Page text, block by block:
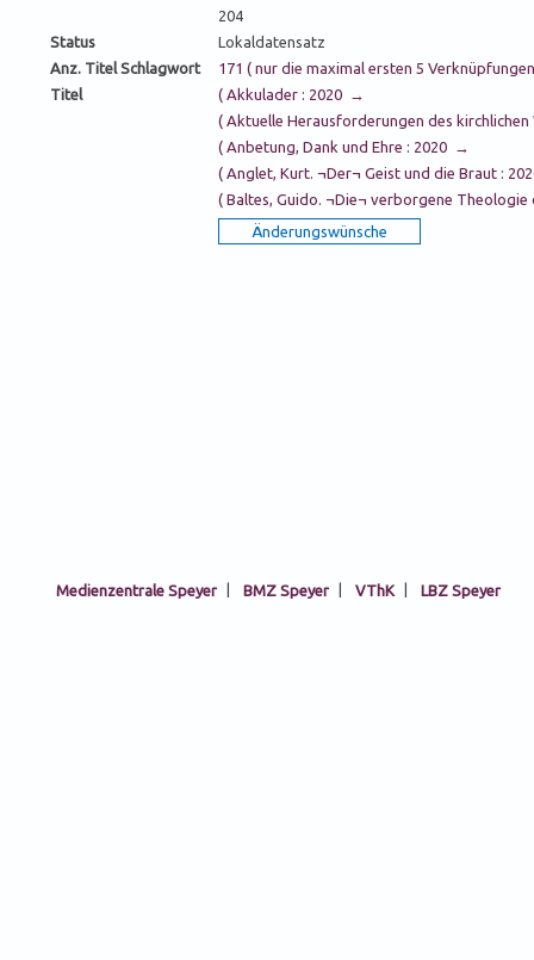
204
Status
Lokaldatensatz
Anz. Titel Schlagwort
171 ( nur die maximal ersten 5
Titel
( Akkulader : 2020 →
( Aktuelle Herausforderungen des
( Anbetung, Dank und Ehre : 2020 →
( Anglet, Kurt. ¬Der¬ Geist und die Braut :
( Baltes, Guido. ¬Die¬ verborgene
Medienzentrale Speyer BMZ Speyer VThK LBZ Speyer